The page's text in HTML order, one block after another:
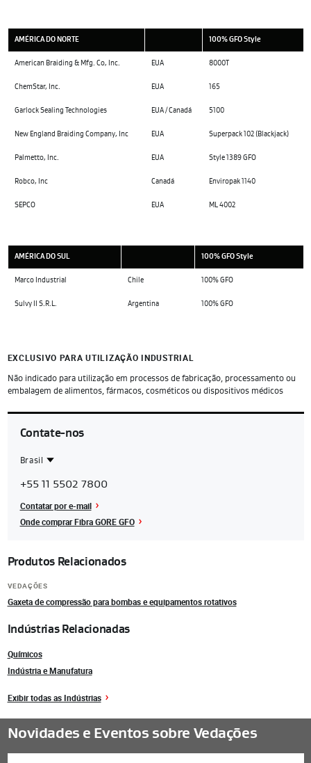
AMÉRICA DO NORTE 100% GFO Style
American Braiding & Mfg. Co, Inc. EUA 8000T
ChemStar, Inc. EUA 165
Garlock Sealing Technologies EUA / Canadá 5100
New England Braiding Company, Inc EUA Superpack 102 (Blackjack)
Palmetto, Inc. EUA Style 1389 GFO
Robco, Inc Canadá Enviropak 1140
SEPCO EUA ML 4002
AMÉRICA DO SUL 100% GFO Style
Marco Industrial Chile 100% GFO
Sulvy II S.R.L. Argentina 100% GFO
EXCLUSIVO PARA UTILIZAÇÃO INDUSTRIAL
Não indicado para utilização em processos de fabricação, processamento ou
embalagem de alimentos, fármacos, cosméticos ou dispositivos médicos
Contate-nos
Brasil
Brasil
+55 11 5502 7800
Contatar por e-mail
Onde comprar Fibra GORE GFO
Produtos Relacionados
VEDAÇÕES
Gaxeta de compressão para bombas e equipamentos rotativos
Indústrias Relacionadas
Químicos
Indústria e Manufatura
Exibir todas as Indústrias
Novidades e Eventos sobre Vedações